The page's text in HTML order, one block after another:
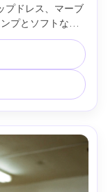
プドレス、マーブ
プとソフトなキ
満ちた誘惑的な
影、シネマ仕上